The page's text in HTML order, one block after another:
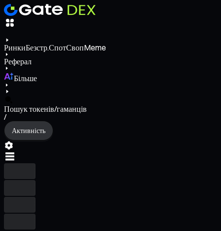
РинкиБезстр.СпотСвопMeme
Реферал
Більше
Пошук токенів/гаманців
/
Активність